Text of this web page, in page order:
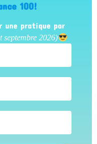
100!
une pratique par
septembre 2026)